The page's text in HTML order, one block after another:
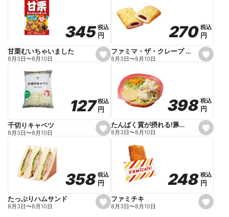
s
e
o
r
i
e
345
345税込
税込
円
円
甘栗むいちゃいました
8月3日〜8月10日
s
e
o
r
i
e
270
270 税込
税込
円
円
ファミマ・ザ・クレープ 生チョコ
8月3日〜8月10日
s
e
o
r
i
e
127
127税込
税込
円
円
千切りキャベツ
8月3日〜8月10日
s
e
o
r
i
e
398
398 税込
税込
円
円
たんぱく質が摂れる!豚しゃぶのパスタサラダ
8月3日〜8月10日
s
e
358
358税込
税込
円
円
たっぷりハムサンド
8月3日〜8月10日
s
e
248
248 税込
税込
円
円
ファミチキ
8月3日〜8月10日